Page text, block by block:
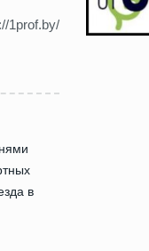
1prof.by/
в